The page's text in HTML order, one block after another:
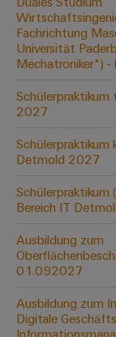
Moderne
und
digitale
für
im
Bahnverkehr
für
die
maritime
PCB
Services
Original
(OEM)
Remote
Access
&
Cloud-
Service
Fachrichtung
Universität
Mechatroniker*)
2027
Schülerpraktikum
Detmold 2027
Schülerpraktikum
Bereich IT
Ausbildung zum
01.092027
Ausbildung zum
Digitale